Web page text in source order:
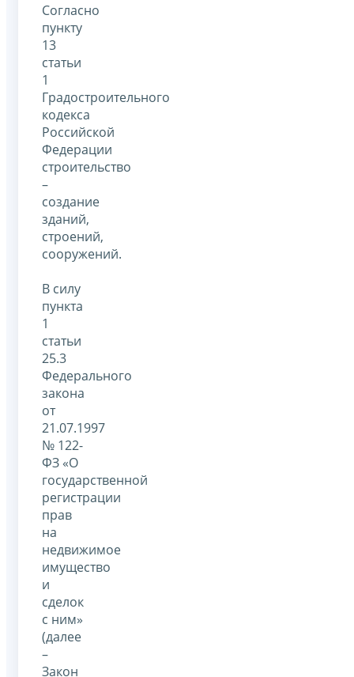
Согласно
пункту
13
статьи
1
Градостроительного
кодекса
Российской
Федерации
строительство
–
создание
зданий,
строений,
сооружений.
В силу
пункта
1
статьи
25.3
Федерального
закона
от
21.07.1997
№ 122-
ФЗ «О
государственной
регистрации
прав
на
недвижимое
имущество
и
сделок
с ним»
(далее
–
Закон